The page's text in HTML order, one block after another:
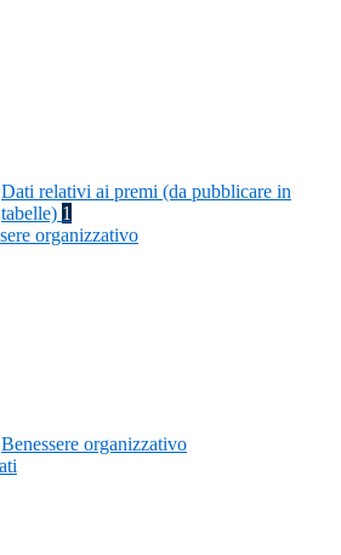
Dati relativi ai premi (da pubblicare in
tabelle) 1
organizzativo
Benessere organizzativo